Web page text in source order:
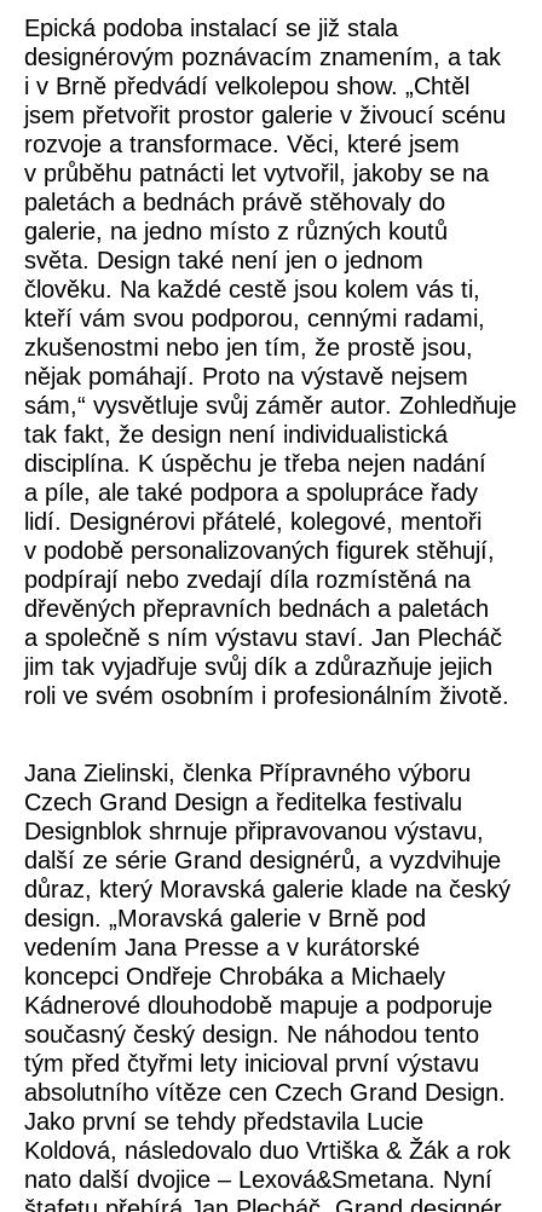
Epická podoba instalací se již stala
designérovým poznávacím znamením, a tak
i v Brně předvádí velkolepou show. „Chtěl
jsem přetvořit prostor galerie v živoucí scénu
rozvoje a transformace. Věci, které jsem
v průběhu patnácti let vytvořil, jakoby se na
paletách a bednách právě stěhovaly do
galerie, na jedno místo z různých koutů
světa. Design také není jen o jednom
člověku. Na každé cestě jsou kolem vás ti,
kteří vám svou podporou, cennými radami,
zkušenostmi nebo jen tím, že prostě jsou,
nějak pomáhají. Proto na výstavě nejsem
sám,“ vysvětluje svůj záměr autor. Zohledňuje
tak fakt, že design není individualistická
disciplína. K úspěchu je třeba nejen nadání
a píle, ale také podpora a spolupráce řady
lidí. Designérovi přátelé, kolegové, mentoři
v podobě personalizovaných figurek stěhují,
podpírají nebo zvedají díla rozmístěná na
dřevěných přepravních bednách a paletách
a společně s ním výstavu staví. Jan Plecháč
jim tak vyjadřuje svůj dík a zdůrazňuje jejich
roli ve svém osobním i profesionálním životě.
Jana Zielinski, členka Přípravného výboru
Czech Grand Design a ředitelka festivalu
Designblok shrnuje připravovanou výstavu,
další ze série Grand designérů, a vyzdvihuje
důraz, který Moravská galerie klade na český
design. „Moravská galerie v Brně pod
vedením Jana Presse a v kurátorské
koncepci Ondřeje Chrobáka a Michaely
Kádnerové dlouhodobě mapuje a podporuje
současný český design. Ne náhodou tento
tým před čtyřmi lety inicioval první výstavu
absolutního vítěze cen Czech Grand Design.
Jako první se tehdy představila Lucie
Koldová, následovalo duo Vrtiška & Žák a rok
nato další dvojice – Lexová&Smetana. Nyní